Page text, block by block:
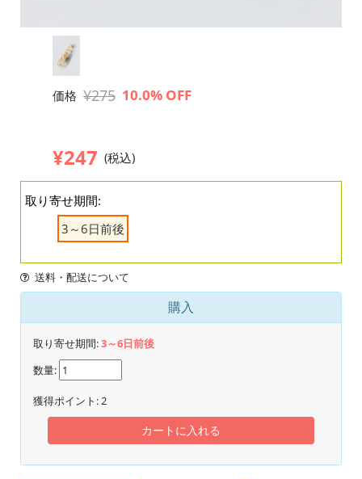
価格 ¥275 10.0% OFF
¥247 (税込)
取り寄せ期間:
3～6日前後
送料・配送について
購入
取り寄せ期間:3～6日前後
数量:
獲得ポイント: 2
カートに入れる